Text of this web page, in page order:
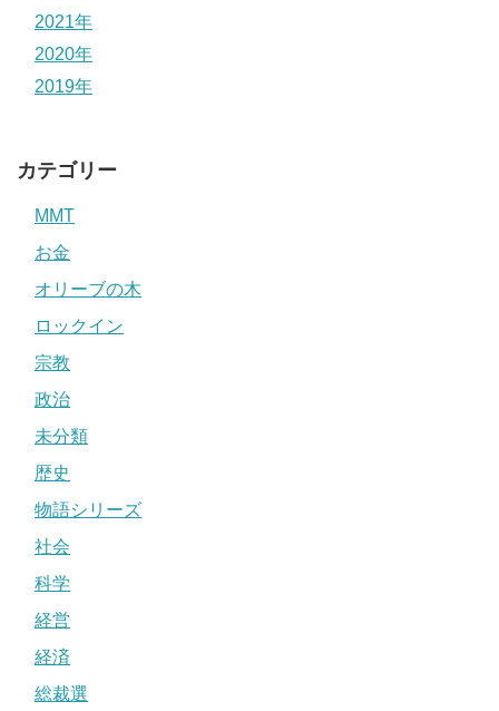
2021年
2020年
2019年
カテゴリー
MMT
お金
オリーブの木
ロックイン
宗教
政治
未分類
歴史
物語シリーズ
社会
科学
経営
経済
総裁選